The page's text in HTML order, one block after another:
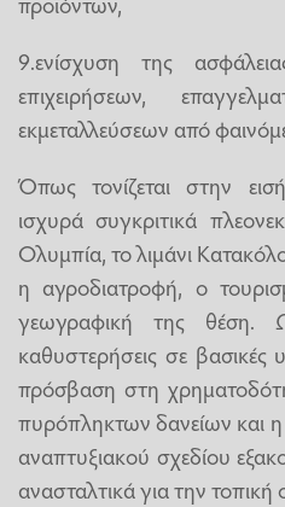
9.ενίσχυση της
επιχειρήσεων,
εκμεταλλεύσεων από
Όπως τονίζεται στην
ισχυρά συγκριτικά
Ολυμπία, το λιμάνι
η αγροδιατροφή, ο
γεωγραφική της θέση.
καθυστερήσεις σε βασικές
πρόσβαση στη
πυρόπληκτων δανείων και
αναπτυξιακού σχεδίου
ανασταλτικά για την τοπική